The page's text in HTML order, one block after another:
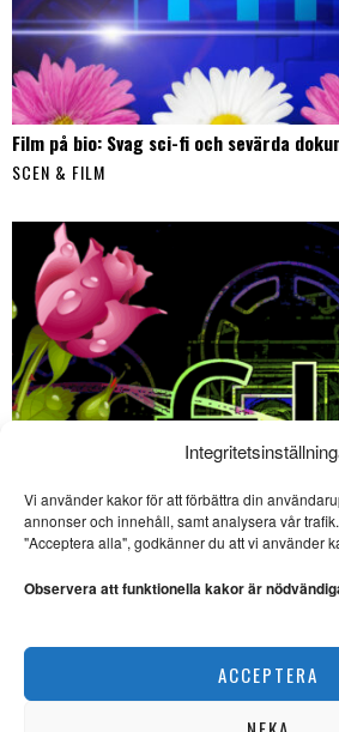
Vi använder kakor för att förbättra din
annonser och innehåll, samt analysera vår
"Acceptera alla", godkänner du att vi använder
Observera att funktionella kakor är
ACCEPTERA
Film på bio: Svag sci-fi och sevärda
SCEN & FILM
Film på bio – 3 sevärda filmer i början
SE ÄVEN
med stor filmkonst
Sevärda havsäventyr på
bio – ”The Odyssey” och